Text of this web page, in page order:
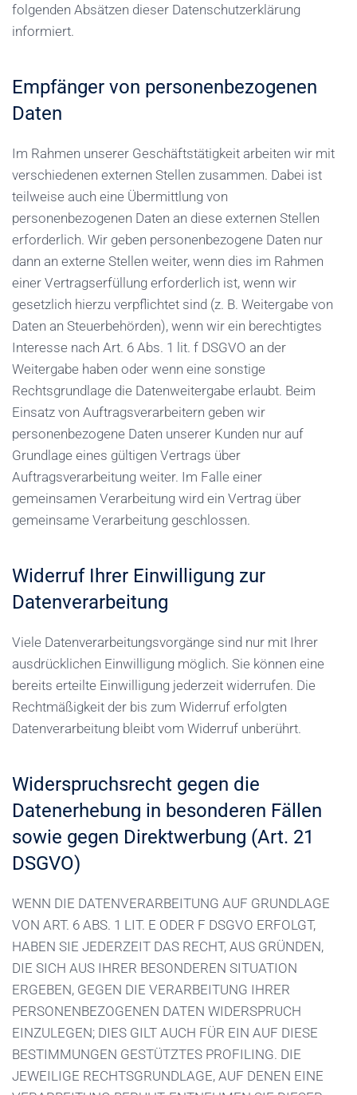
folgenden Absätzen dieser Datenschutzerklärung
informiert.
Empfänger von personenbezogenen
Daten
Im Rahmen unserer Geschäftstätigkeit arbeiten wir mit
verschiedenen externen Stellen zusammen. Dabei ist
teilweise auch eine Übermittlung von
personenbezogenen Daten an diese externen Stellen
erforderlich. Wir geben personenbezogene Daten nur
dann an externe Stellen weiter, wenn dies im Rahmen
einer Vertragserfüllung erforderlich ist, wenn wir
gesetzlich hierzu verpflichtet sind (z. B. Weitergabe von
Daten an Steuerbehörden), wenn wir ein berechtigtes
Interesse nach Art. 6 Abs. 1 lit. f DSGVO an der
Weitergabe haben oder wenn eine sonstige
Rechtsgrundlage die Datenweitergabe erlaubt. Beim
Einsatz von Auftragsverarbeitern geben wir
personenbezogene Daten unserer Kunden nur auf
Grundlage eines gültigen Vertrags über
Auftragsverarbeitung weiter. Im Falle einer
gemeinsamen Verarbeitung wird ein Vertrag über
gemeinsame Verarbeitung geschlossen.
Widerruf Ihrer Einwilligung zur
Datenverarbeitung
Viele Datenverarbeitungsvorgänge sind nur mit Ihrer
ausdrücklichen Einwilligung möglich. Sie können eine
bereits erteilte Einwilligung jederzeit widerrufen. Die
Rechtmäßigkeit der bis zum Widerruf erfolgten
Datenverarbeitung bleibt vom Widerruf unberührt.
Widerspruchsrecht gegen die
Datenerhebung in besonderen Fällen
sowie gegen Direktwerbung (Art. 21
DSGVO)
WENN DIE DATENVERARBEITUNG AUF GRUNDLAGE
VON ART. 6 ABS. 1 LIT. E ODER F DSGVO ERFOLGT,
HABEN SIE JEDERZEIT DAS RECHT, AUS GRÜNDEN,
DIE SICH AUS IHRER BESONDEREN SITUATION
ERGEBEN, GEGEN DIE VERARBEITUNG IHRER
PERSONENBEZOGENEN DATEN WIDERSPRUCH
EINZULEGEN; DIES GILT AUCH FÜR EIN AUF DIESE
BESTIMMUNGEN GESTÜTZTES PROFILING. DIE
JEWEILIGE RECHTSGRUNDLAGE, AUF DENEN EINE